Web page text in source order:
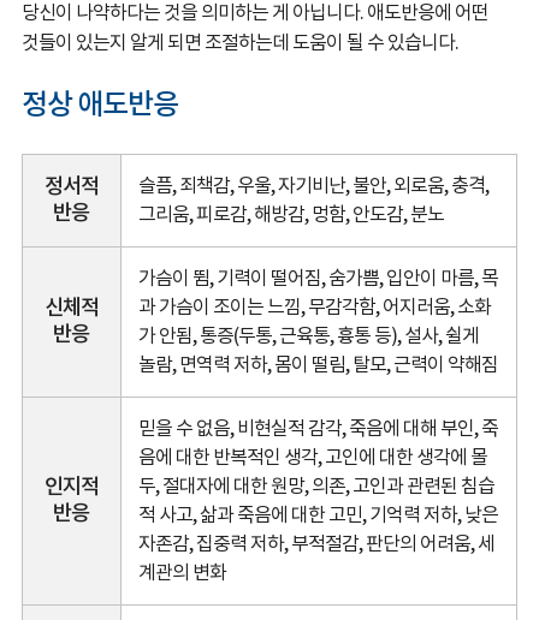
당신이 나약하다는 것을 의미하는 게 아닙니다. 애도반응에 어떤
것들이 있는지 알게 되면 조절하는데 도움이 될 수 있습니다.
정상 애도반응
정서적
반응
슬픔, 죄책감, 우울, 자기비난, 불안, 외로움, 충격,
그리움, 피로감, 해방감, 멍함, 안도감, 분노
신체적
반응
가슴이 뜀, 기력이 떨어짐, 숨가쁨, 입안이 마름, 목
과 가슴이 조이는 느낌, 무감각함, 어지러움, 소화
가 안됨, 통증(두통, 근육통, 흉통 등), 설사, 쉴게
놀람, 면역력 저하, 몸이 떨림, 탈모, 근력이 약해짐
인지적
반응
믿을 수 없음, 비현실적 감각, 죽음에 대해 부인, 죽
음에 대한 반복적인 생각, 고인에 대한 생각에 몰
두, 절대자에 대한 원망, 의존, 고인과 관련된 침습
적 사고, 삶과 죽음에 대한 고민, 기억력 저하, 낮은
자존감, 집중력 저하, 부적절감, 판단의 어려움, 세
계관의 변화